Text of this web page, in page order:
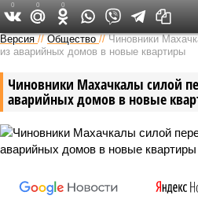
Версия на Кавказе
Версия //Общество //Чиновники
из аварийных домов в новые квартиры
Чиновники Махачкалы силой
аварийных домов в новые
0 0 0